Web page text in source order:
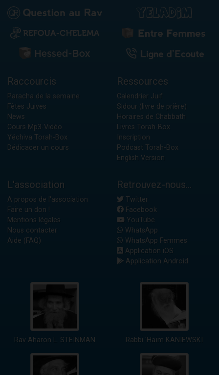
Raccourcis
Paracha de la semaine
Fêtes Juives
News
Cours Mp3-Vidéo
Yéchiva Torah-Box
Dédicacer un cours
Ressources
Calendrier Juif
Sidour (livre de prière)
Horaires de Chabbath
Livres Torah-Box
Inscription
Podcast Torah-Box
English Version
L'association
A propos de l'association
Faire un don !
Mentions légales
Nous contacter
Aide (FAQ)
Retrouvez-nous...
Twitter
Facebook
YouTube
WhatsApp
WhatsApp Femmes
Application iOS
Application Android
Rav Aharon L. STEINMAN Rabbi 'Haïm KANIEWSKI